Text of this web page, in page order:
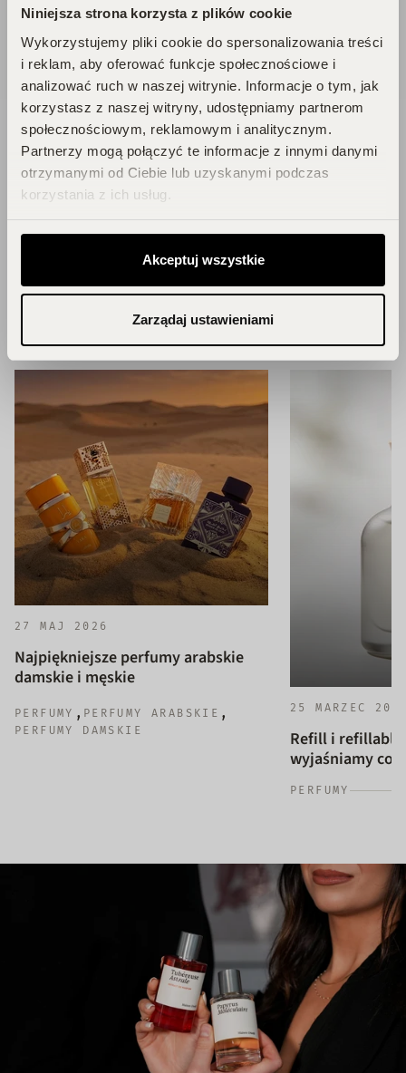
Niniejsza strona korzysta z plików cookie
Wykorzystujemy pliki cookie do spersonalizowania treści
i reklam, aby oferować funkcje społecznościowe i
analizować ruch w naszej witrynie. Informacje o tym, jak
korzystasz z naszej witryny, udostępniamy partnerom
społecznościowym, reklamowym i analitycznym.
Partnerzy mogą połączyć te informacje z innymi danymi
otrzymanymi od Ciebie lub uzyskanymi podczas
korzystania z ich usług.
Akceptuj wszystkie
Zarządaj ustawieniami
DOŁĄCZ DO KLUBU!
Blog
Zainspiruj się!
ZOBACZ WSZYSTKIE ARTYKUŁY
27 MAJ 2026
Najpiękniejsze perfumy arabskie
damskie i męskie
PERFUMY , PERFUMY ARABSKIE ,
PERFUMY DAMSKIE
25 MARZEC
Refill i refillable
wyjaśniamy co
PERFUMY